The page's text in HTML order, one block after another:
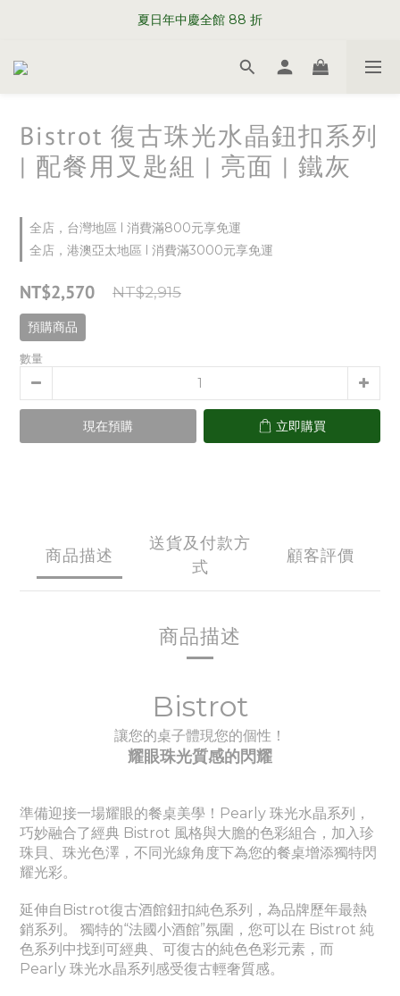
WELCOME TO SABRE PARIS
夏日年中慶全館 88 折
WELCOME TO SABRE PARIS
Bistrot 復古珠光水晶鈕扣系列
| 配餐用叉匙組 | 亮面 | 鐵灰
全店，台灣地區 l 消費滿800元享免運
全店，港澳亞太地區 l 消費滿3000元享免運
NT$2,570 NT$2,915
預購商品
數量
現在預購 立即購買
商品描述
送貨及付款方
式
顧客評價
商品描述
Bistrot
讓您的桌子體現您的個性！
耀眼珠光質感的閃耀
準備迎接一場耀眼的餐桌美學！Pearly 珠光水晶系列，
巧妙融合了經典 Bistrot 風格與大膽的色彩組合，加入珍
珠貝、珠光色澤，不同光線角度下為您的餐桌增添獨特閃
耀光彩。
延伸自Bistrot復古酒館鈕扣純色系列，為品牌歷年最熱
銷系列。 獨特的“法國小酒館”氛圍，您可以在 Bistrot 純
色系列中找到可經典、 可復古的純色色彩元素，而
Pearly 珠光水晶系列感受復古輕奢質感。